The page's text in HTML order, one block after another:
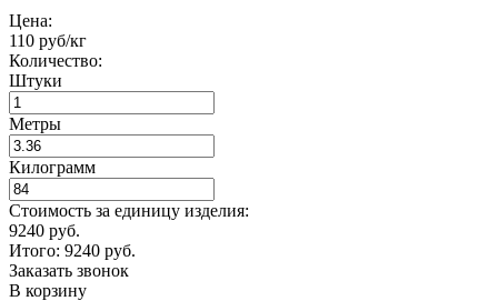
Цена:
110 руб/кг
Количество:
Штуки
Метры
Килограмм
Стоимость за единицу изделия:
9240 руб.
Итого: 9240 руб.
Заказать звонок
В корзину